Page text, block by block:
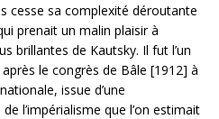
cesse sa complexité déroutante
prenait un malin plaisir à
brillantes de Kautsky. Il fut l’un
le congrès de Bâle [1912] à
issue d’une
l’impérialisme que l’on estimait